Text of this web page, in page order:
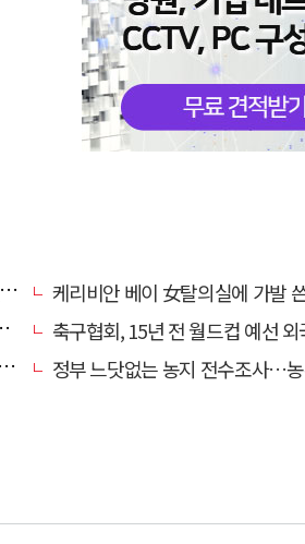
케리비안 베이 女탈의실에 가발
축구협회, 15년 전 월드컵 예선 외국
정부 느닷없는 농지 전수조사…농촌